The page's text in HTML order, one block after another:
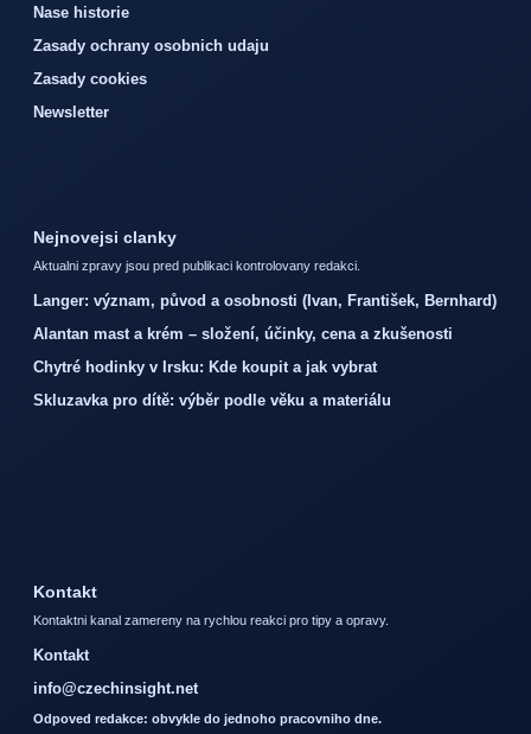
Nase historie
Zasady ochrany osobnich udaju
Zasady cookies
Newsletter
Nejnovejsi clanky
Aktualni zpravy jsou pred publikaci kontrolovany redakci.
Langer: význam, původ a osobnosti (Ivan, František, Bernhard)
Alantan mast a krém – složení, účinky, cena a zkušenosti
Chytré hodinky v Irsku: Kde koupit a jak vybrat
Skluzavka pro dítě: výběr podle věku a materiálu
Kontakt
Kontaktni kanal zamereny na rychlou reakci pro tipy a opravy.
Kontakt
info@czechinsight.net
Odpoved redakce: obvykle do jednoho pracovniho dne.